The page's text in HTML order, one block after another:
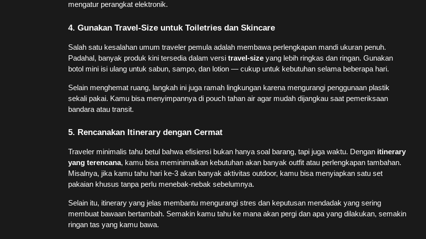
mengatur perangkat elektronik.
4. Gunakan Travel-Size untuk Toiletries dan Skincare
Salah satu kesalahan umum traveler pemula adalah membawa perlengkapan mandi ukuran penuh.
Padahal, banyak produk kini tersedia dalam versi travel-size yang lebih ringkas dan ringan. Gunakan
botol mini isi ulang untuk sabun, sampo, dan lotion — cukup untuk kebutuhan selama beberapa hari.
Selain menghemat ruang, langkah ini juga ramah lingkungan karena mengurangi penggunaan plastik
sekali pakai. Kamu bisa menyimpannya di pouch tahan air agar mudah dijangkau saat pemeriksaan
bandara atau transit.
5. Rencanakan Itinerary dengan Cermat
Traveler minimalis tahu betul bahwa efisiensi bukan hanya soal barang, tapi juga waktu. Dengan itinerary
yang terencana, kamu bisa meminimalkan kebutuhan akan banyak outfit atau perlengkapan tambahan.
Misalnya, jika kamu tahu hari ke-3 akan banyak aktivitas outdoor, kamu bisa menyiapkan satu set
pakaian khusus tanpa perlu menebak-nebak sebelumnya.
Selain itu, itinerary yang jelas membantu mengurangi stres dan keputusan mendadak yang sering
membuat bawaan bertambah. Semakin kamu tahu ke mana akan pergi dan apa yang dilakukan, semakin
ringan tas yang kamu bawa.